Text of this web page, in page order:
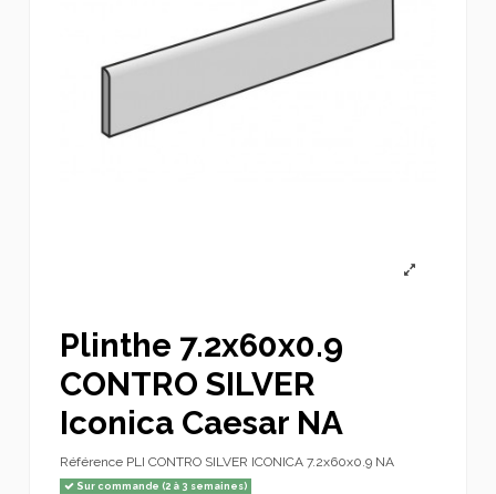
Plinthe 7.2x60x0.9
CONTRO SILVER
Iconica Caesar NA
Référence PLI CONTRO SILVER ICONICA 7.2x60x0.9 NA
Sur commande (2 à 3 semaines)